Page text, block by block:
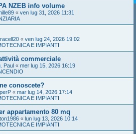
NZEB info volume
« ven lug 31, 2026 11:31
« ven lug 24, 2026 19:02
E IMPIANTI
commerciale
Paul « mer lug 15, 2026 16:19
conoscete?
« mar lug 14, 2026 17:14
E IMPIANTI
appartamento 80 mq
« lun lug 13, 2026 10:14
E IMPIANTI